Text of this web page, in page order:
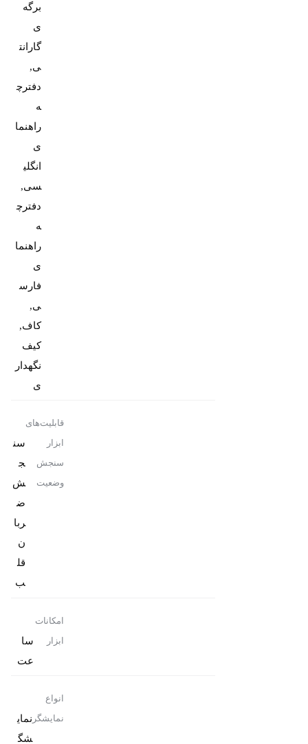
برگه
ی
گارانت
ی,
دفترچ
ه
راهنما
ی
انگلی
سی,
دفترچ
ه
راهنما
ی
فارس
ی,
کاف,
کیف
نگهدار
ی
قابلیت‌های
ابزار
سنجش
وضعیت
سن
ج
ش
ض
ربا
ن
قل
ب
امکانات
ابزار
سا
عت
انواع
نمایشگر نمای
شگ